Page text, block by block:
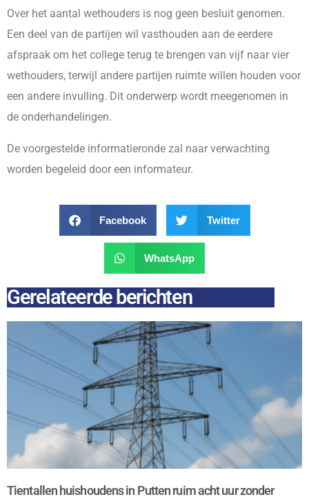
Over het aantal wethouders is nog geen besluit genomen.
Een deel van de partijen wil vasthouden aan de eerdere
afspraak om het college terug te brengen van vijf naar vier
wethouders, terwijl andere partijen ruimte willen houden voor
een andere invulling. Dit onderwerp wordt meegenomen in
de onderhandelingen.
De voorgestelde informatieronde zal naar verwachting
worden begeleid door een informateur.
Facebook Twitter
WhatsApp
Gerelateerde berichten
Tientallen huishoudens in Putten ruim acht uur zonder